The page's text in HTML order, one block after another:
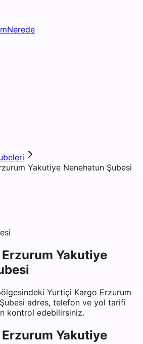
Yakutiye Nenehatun Şubesi
Yakutiye
Yurtiçi Kargo Erzurum
adres, telefon ve yol tarifi
kontrol edebilirsiniz.
Yakutiye